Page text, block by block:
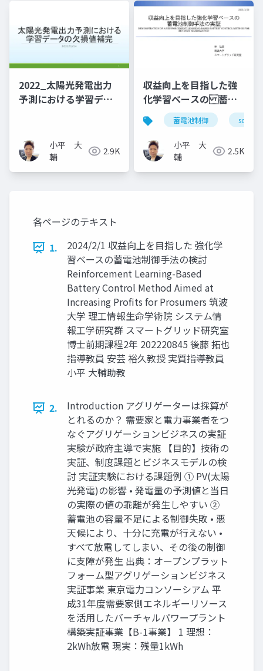
2022_太陽光発電出力
予測における学習デー
小平 大
輔
2.9K
収益向上を目指した強
化学習ベースの 蓄電
池制御手法の実証
蓄電池制御 soc
小平 大
輔
2.5K
各ページのテキスト
1.
2024/2/1 収益向上を目指した 強化学
習ベースの蓄電池制御手法の検討
Reinforcement Learning-Based
Battery Control Method Aimed at
Increasing Profits for Prosumers 筑波
大学 理工情報生命学術院 システム情
報工学研究群 スマートグリッド研究室
博士前期課程2年 202220845 後藤 拓也
指導教員 安芸 裕久教授 実質指導教員
小平 大輔助教
2.
Introduction アグリゲーターは採算が
とれるのか？ 需要家と電力事業者をつ
なぐアグリゲーションビジネスの実証
実験が政府主導で実施 【目的】技術の
実証、制度課題とビジネスモデルの検
討 実証実験における課題例 ① PV(太陽
光発電)の影響 • 発電量の予測値と当日
の実際の値の乖離が発生しやすい ②
蓄電池の容量不足による制御失敗 • 悪
天候により、十分に充電が行えない •
すべて放電してしまい、その後の制御
に支障が発生 出典：オープンプラット
フォーム型アグリゲーションビジネス
実証事業 東京電力コンソーシアム 平
成31年度需要家側エネルギーリソース
を活用したバーチャルパワープラント
構築実証事業【B-1事業】 1 理想：
2kWh放電 現実：残量1kWh